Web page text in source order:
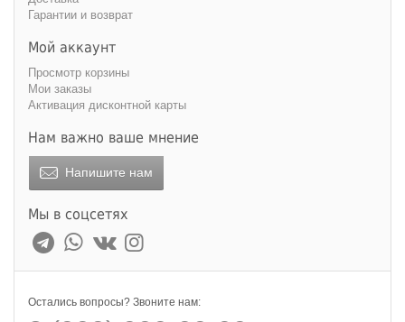
Гарантии и возврат
Мой аккаунт
Просмотр корзины
Мои заказы
Активация дисконтной карты
Нам важно ваше мнение
Напишите нам
Мы в соцсетях
Остались вопросы? Звоните нам: